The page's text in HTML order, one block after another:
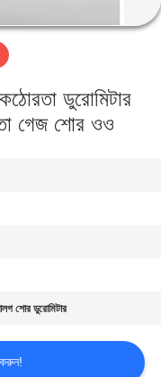
ডুরোমিটার
গেজ শোর ওও
শোর ডুরোমিটার